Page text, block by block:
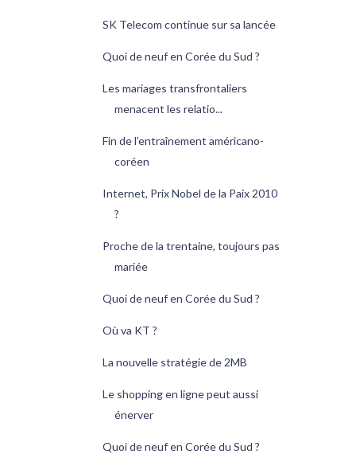
SK Telecom continue sur sa lancée
Quoi de neuf en Corée du Sud ?
Les mariages transfrontaliers
menacent les relatio...
Fin de l'entraînement américano-
coréen
Internet, Prix Nobel de la Paix 2010
?
Proche de la trentaine, toujours pas
mariée
Quoi de neuf en Corée du Sud ?
Où va KT ?
La nouvelle stratégie de 2MB
Le shopping en ligne peut aussi
énerver
Quoi de neuf en Corée du Sud ?